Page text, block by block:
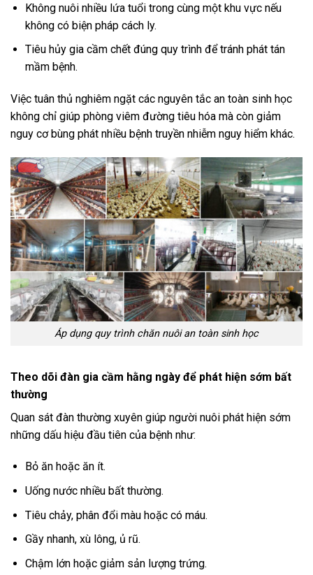
Không nuôi nhiều lứa tuổi trong cùng một khu vực nếu
không có biện pháp cách ly.
Tiêu hủy gia cầm chết đúng quy trình để tránh phát tán
mầm bệnh.
Việc tuân thủ nghiêm ngặt các nguyên tắc an toàn sinh học
không chỉ giúp phòng viêm đường tiêu hóa mà còn giảm
nguy cơ bùng phát nhiều bệnh truyền nhiễm nguy hiểm khác.
Áp dụng quy trình chăn nuôi an toàn sinh học
Theo dõi đàn gia cầm hằng ngày để phát hiện sớm bất
thường
Quan sát đàn thường xuyên giúp người nuôi phát hiện sớm
những dấu hiệu đầu tiên của bệnh như:
Bỏ ăn hoặc ăn ít.
Uống nước nhiều bất thường.
Tiêu chảy, phân đổi màu hoặc có máu.
Gầy nhanh, xù lông, ủ rũ.
Chậm lớn hoặc giảm sản lượng trứng.